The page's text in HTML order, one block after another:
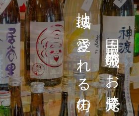
国宝・松本城のお膝元で百年
地域に愛される街の酒屋